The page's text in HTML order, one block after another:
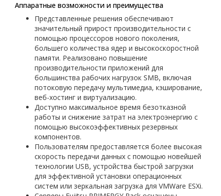
Аппаратные возможности и преимущества
Представленные решения обеспечивают
значительный прирост производительности с
помощью процессоров нового поколения,
большего количества ядер и высокоскоростной
памяти. Реализовано повышение
производительности приложений для
большинства рабочих нагрузок SMB, включая
потоковую передачу мультимедиа, кэширование,
веб-хостинг и виртуализацию.
Доступно максимальное время безотказной
работы и снижение затрат на электроэнергию с
помощью высокоэффективных резервных
компонентов.
Пользователям предоставляется более высокая
скорость передачи данных с помощью новейшей
технологии USB, устройства быстрой загрузки
для эффективной установки операционных
систем или зеркальная загрузка для VMWare ESXi.